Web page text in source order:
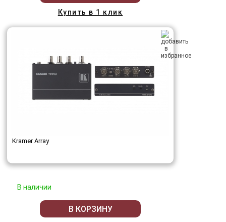
Купить в 1 клик
Kramer Array
В наличии
В КОРЗИНУ